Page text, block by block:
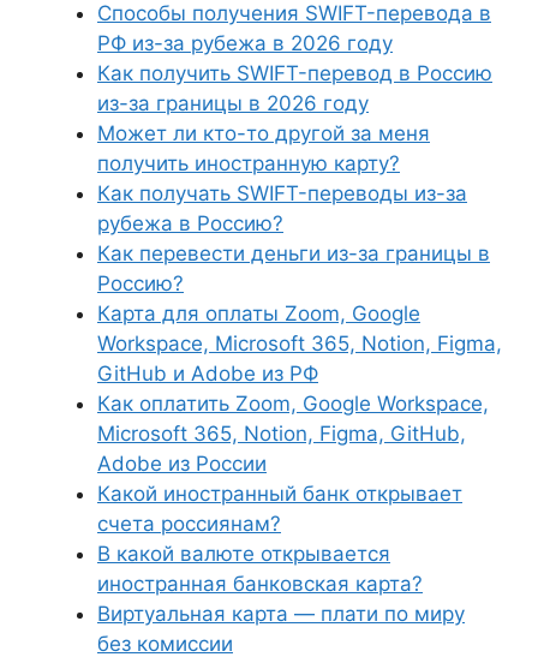
Способы получения SWIFT-перевода в
РФ из-за рубежа в 2026 году
Как получить SWIFT-перевод в Россию
из-за границы в 2026 году
Может ли кто-то другой за меня
получить иностранную карту?
Как получать SWIFT-переводы из-за
рубежа в Россию?
Как перевести деньги из-за границы в
Россию?
Карта для оплаты Zoom, Google
Workspace, Microsoft 365, Notion, Figma,
GitHub и Adobe из РФ
Как оплатить Zoom, Google Workspace,
Microsoft 365, Notion, Figma, GitHub,
Adobe из России
Какой иностранный банк открывает
счета россиянам?
В какой валюте открывается
иностранная банковская карта?
Виртуальная карта — плати по миру
без комиссии